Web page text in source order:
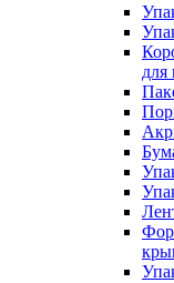
для